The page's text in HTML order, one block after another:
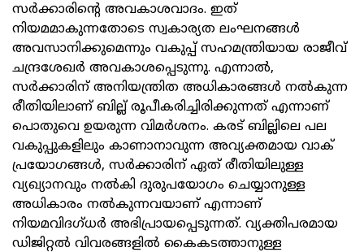
സര്‍ക്കാരിന്റെ അവകാശവാദം. ഇത്
നിയമമാകുന്നതോടെ സ്വകാര്യത ലംഘനങ്ങള്‍
അവസാനിക്കുമെന്നും വകുപ്പ് സഹമന്ത്രിയായ രാജീവ്
ചന്ദ്രശേഖര്‍ അവകാശപ്പെടുന്നു. എന്നാല്‍,
സര്‍ക്കാരിന് അനിയന്ത്രിത അധികാരങ്ങള്‍ നല്‍കുന്ന
രീതിയിലാണ് ബില്ല് രൂപീകരിച്ചിരിക്കുന്നത് എന്നാണ്
പൊതുവെ ഉയരുന്ന വിമര്‍ശനം. കരട് ബില്ലിലെ പല
വകുപ്പുകളിലും കാണാനാവുന്ന അവ്യക്തമായ വാക്
പ്രയോഗങ്ങള്‍, സര്‍ക്കാരിന് ഏത് രീതിയിലുള്ള
വ്യഖ്യാനവും നല്‍കി ദുരുപയോഗം ചെയ്യാനുള്ള
അധികാരം നല്‍കുന്നവയാണ് എന്നാണ്
നിയമവിദഗ്ധർ അഭിപ്രായപ്പെടുന്നത്. വ്യക്തിപരമായ
ഡിജിറ്റല്‍ വിവരങ്ങളില്‍ കൈകടത്താനുള്ള